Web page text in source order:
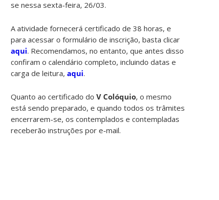
se nessa sexta-feira, 26/03.
A atividade fornecerá certificado de 38 horas, e
para acessar o formulário de inscrição, basta clicar
aqui. Recomendamos, no entanto, que antes disso
confiram o calendário completo, incluindo datas e
carga de leitura,aqui.
Quanto ao certificado doV Colóquio, o mesmo
está sendo preparado, e quando todos os trâmites
encerrarem-se, os contemplados e contempladas
receberão instruções por e-mail.